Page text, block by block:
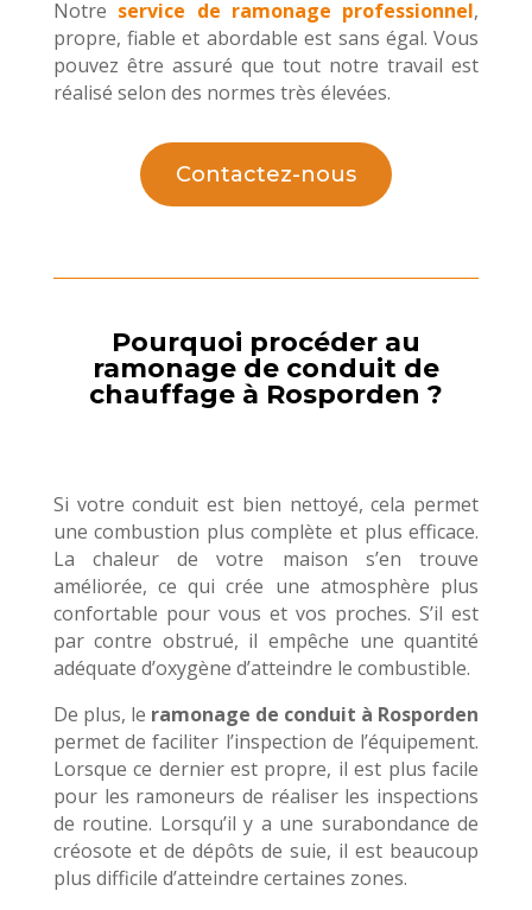
Notre service de ramonage professionnel,
propre, fiable et abordable est sans égal. Vous
pouvez être assuré que tout notre travail est
réalisé selon des normes très élevées.
Contactez-nous
Pourquoi procéder au
ramonage de conduit de
chauffage à Rosporden ?
Si votre conduit est bien nettoyé, cela permet
une combustion plus complète et plus efficace.
La chaleur de votre maison s’en trouve
améliorée, ce qui crée une atmosphère plus
confortable pour vous et vos proches. S’il est
par contre obstrué, il empêche une quantité
adéquate d’oxygène d’atteindre le combustible.
De plus, le ramonage de conduit à Rosporden
permet de faciliter l’inspection de l’équipement.
Lorsque ce dernier est propre, il est plus facile
pour les ramoneurs de réaliser les inspections
de routine. Lorsqu’il y a une surabondance de
créosote et de dépôts de suie, il est beaucoup
plus difficile d’atteindre certaines zones.